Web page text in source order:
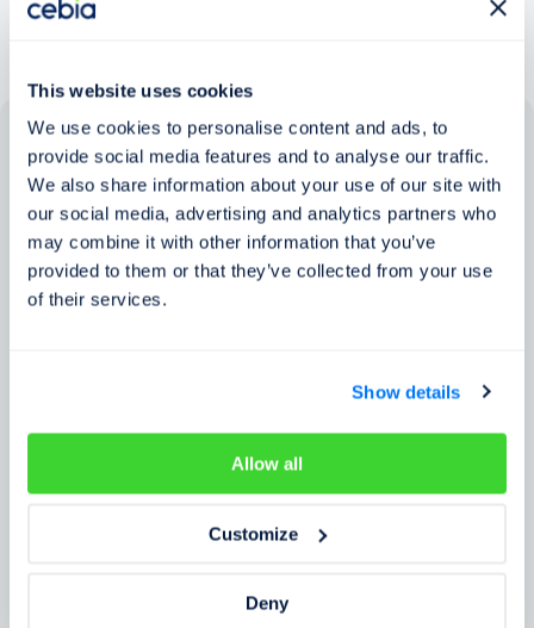
This website uses cookies
We use cookies to personalise content and ads, to
provide social media features and to analyse our traffic.
We also share information about your use of our site with
our social media, advertising and analytics partners who
may combine it with other information that you’ve
provided to them or that they’ve collected from your use
of their services.
Show details
Allow all
Customize
Deny
Zkušenosti zákazníků
Zjistěte, co o našem prověření říkají lidé